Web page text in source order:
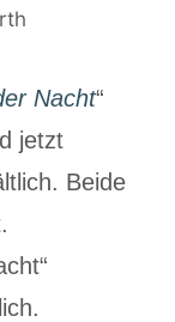
Nacht“
jetzt
Beide